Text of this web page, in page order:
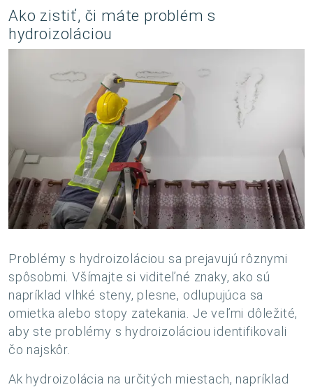
Ako zistiť, či máte problém s
hydroizoláciou
Problémy s hydroizoláciou sa prejavujú rôznymi
spôsobmi. Všímajte si viditeľné znaky, ako sú
napríklad vlhké steny, plesne, odlupujúca sa
omietka alebo stopy zatekania. Je veľmi dôležité,
aby ste problémy s hydroizoláciou identifikovali
čo najskôr.
Ak hydroizolácia na určitých miestach, napríklad